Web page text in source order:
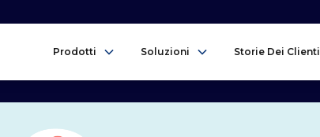
Prodotti Soluzioni Storie Dei Clienti